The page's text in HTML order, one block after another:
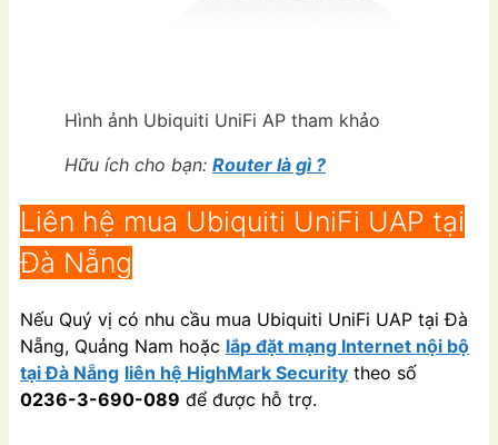
Hình ảnh Ubiquiti UniFi AP tham khảo
Hữu ích cho bạn: Router là gì ?
Liên hệ mua Ubiquiti UniFi UAP tại
Đà Nẵng
Nếu Quý vị có nhu cầu mua Ubiquiti UniFi UAP tại Đà
Nẵng, Quảng Nam hoặc lắp đặt mạng Internet nội bộ
tại Đà Nẵng liên hệ HighMark Security theo số
0236-3-690-089 để được hỗ trợ.